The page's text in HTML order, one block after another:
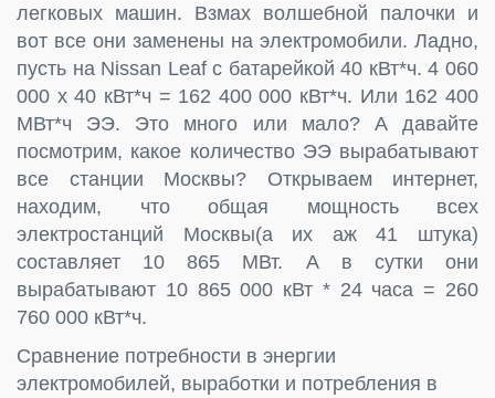
легковых машин. Взмах волшебной палочки и
вот все они заменены на электромобили. Ладно,
пусть на Nissan Leaf с батарейкой 40 кВт*ч. 4 060
000 х 40 кВт*ч = 162 400 000 кВт*ч. Или 162 400
МВт*ч ЭЭ. Это много или мало? А давайте
посмотрим, какое количество ЭЭ вырабатывают
все станции Москвы? Открываем интернет,
находим, что общая мощность всех
электростанций Москвы(а их аж 41 штука)
составляет 10 865 МВт. А в сутки они
вырабатывают 10 865 000 кВт * 24 часа = 260
760 000 кВт*ч.
Сравнение потребности в энергии
электромобилей, выработки и потребления в